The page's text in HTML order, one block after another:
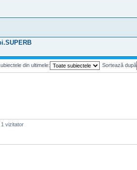
din ultimele: Sortează după
vizitator